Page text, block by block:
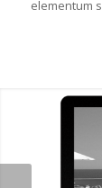
elementum